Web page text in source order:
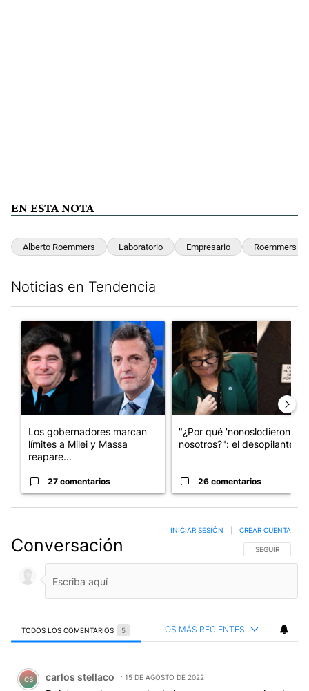
EN ESTA NOTA
Alberto Roemmers Laboratorio Empresario Roemmers
Noticias en Tendencia
Un artículo de tendencia con el título "Los gobernadores
Los gobernadores marcan
límites a Milei y Massa
reapare...
27 comentarios
Un artículo de tendencia
"¿Por qué 'nonoslodieron' a
nosotros?": el desopilante ...
26 comentarios
Conversación SIGA ESTA
SEGUIR
INICIAR SESIÓN CREAR CUENTA
TODOS LOS COMENTARIOS 5 LOS MÁS RECIENTES
Comentario de carlos stellaco.
CS carlos stellaco 15 DE AGOSTO DE 2022